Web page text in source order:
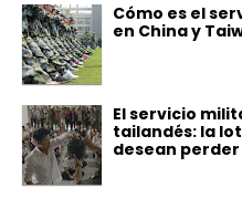
Cómo es el
en China y
El servicio
tailandés: la
desean perder